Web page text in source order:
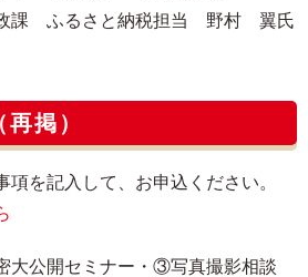
政課 ふるさと納税担当 野村 翼氏
掲）
項を記入して、お申込ください。
大公開セミナー・③写真撮影相談